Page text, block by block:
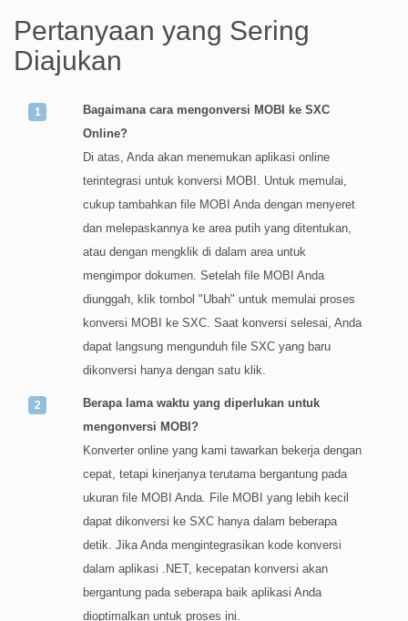
Pertanyaan yang Sering
Diajukan
Bagaimana cara mengonversi MOBI ke SXC
Online?
Di atas, Anda akan menemukan aplikasi online
terintegrasi untuk konversi MOBI. Untuk memulai,
cukup tambahkan file MOBI Anda dengan menyeret
dan melepaskannya ke area putih yang ditentukan,
atau dengan mengklik di dalam area untuk
mengimpor dokumen. Setelah file MOBI Anda
diunggah, klik tombol "Ubah" untuk memulai proses
konversi MOBI ke SXC. Saat konversi selesai, Anda
dapat langsung mengunduh file SXC yang baru
dikonversi hanya dengan satu klik.
Berapa lama waktu yang diperlukan untuk
mengonversi MOBI?
Konverter online yang kami tawarkan bekerja dengan
cepat, tetapi kinerjanya terutama bergantung pada
ukuran file MOBI Anda. File MOBI yang lebih kecil
dapat dikonversi ke SXC hanya dalam beberapa
detik. Jika Anda mengintegrasikan kode konversi
dalam aplikasi .NET, kecepatan konversi akan
bergantung pada seberapa baik aplikasi Anda
dioptimalkan untuk proses ini.